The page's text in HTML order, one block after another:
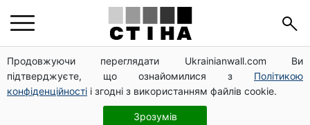
Продовжуючи переглядати Ukrainianwall.com Ви
підтверджуєте, що ознайомилися з Політикою
конфіденційності і згодні з використанням файлів cookie.
Зрозумів
172 940 грн захистять житло від арешту за
комуналку: з жовтня поріг — 432 тисячі
26 000 підписів — Зеленський доручив РНБО
позбавляти водіїв прав за систематичні порушення